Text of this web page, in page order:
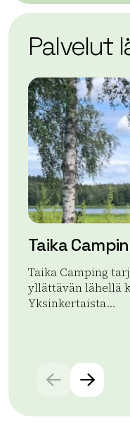
−Palvelut
Taika
Taika Camping
yllättävän lähellä
Yksinkertaista...